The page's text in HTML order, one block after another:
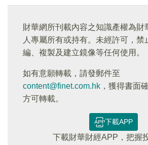
財華網所刊載內容之知識產權為財
人專屬所有或持有。未經許可，禁
編、複製及建立鏡像等任何使用。
如有意願轉載，請發郵件至
content@finet.com.hk ，獲得書面
方可轉載。
下載APP
下載財華財經APP，把握